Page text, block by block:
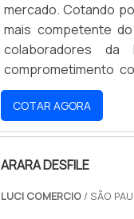
mercado. Cotando
mais competente
colaboradores
comprometimento
MESA
excelência em sua
oferecer um
se tenha mesa
expositora, na
COTAR AGORA
ARARA DESFILE
LUCI COMERCIO/ SÃO